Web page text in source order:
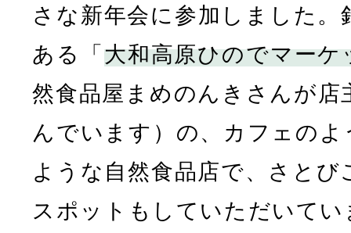
さな新年会に参加しました
ある「 大和高原ひのでマーケ
然食品屋まめのんきさんが店
んでいます）の、カフェの
ような自然食品店で、さと
スポットもしていただいてい